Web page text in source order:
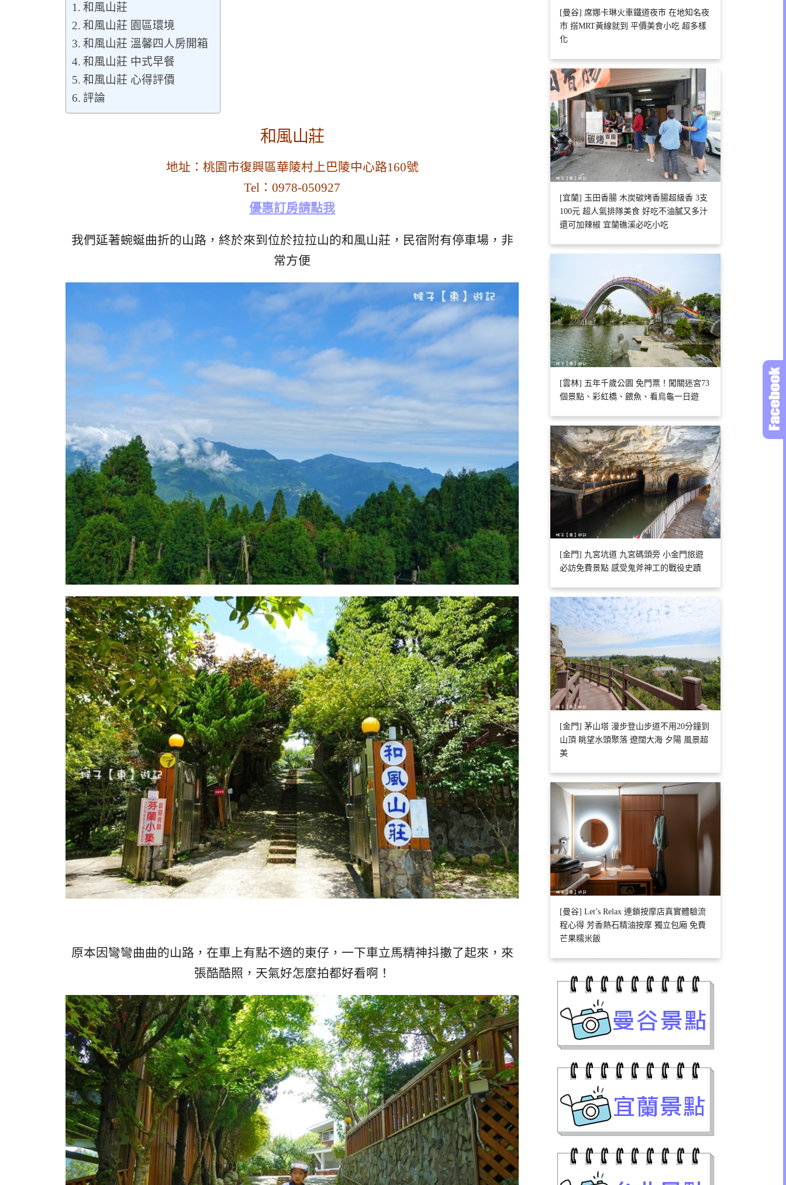
和風山莊
和風山莊 園區環境
和風山莊 溫馨四人房開箱
和風山莊 中式早餐
和風山莊 心得評價
評論
和風山莊
地址：桃園市復興區華陵村上巴陵中心路160號
Tel：0978-050927
優惠訂房請點我
我們延著蜿蜒曲折的山路，終於來到位於拉拉山的和風山莊，民宿附有停車場，非
常方便
原本因彎彎曲曲的山路，在車上有點不適的東仔，一下車立馬精神抖擻了起來，來
張酷酷照，天氣好怎麼拍都好看啊！
[曼谷] 席娜卡琳火車鐵道夜市 在地知名夜
市 搭MRT黃線就到 平價美食小吃 超多樣
化
[宜蘭] 玉田香腸 木炭碳烤香腸超級香 3支
100元 超人氣排隊美食 好吃不油膩又多汁
還可加辣椒 宜蘭礁溪必吃小吃
[雲林] 五年千歲公園 免門票！闖關迷宮73
個景點、彩虹橋、餵魚、看烏龜一日遊
[金門] 九宮坑道 九宮碼頭旁 小金門旅遊
必訪免費景點 感受鬼斧神工的戰役史蹟
[金門] 茅山塔 漫步登山步道不用20分鐘到
山頂 眺望水頭聚落 遼闊大海 夕陽 風景超
美
[曼谷] Let’s Relax 連鎖按摩店真實體驗流
程心得 芳香熱石精油按摩 獨立包廂 免費
芒果糯米飯